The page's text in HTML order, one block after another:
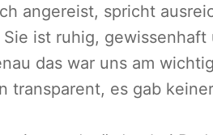
angereist, spricht
ist ruhig,
das war uns am
transparent, es gab